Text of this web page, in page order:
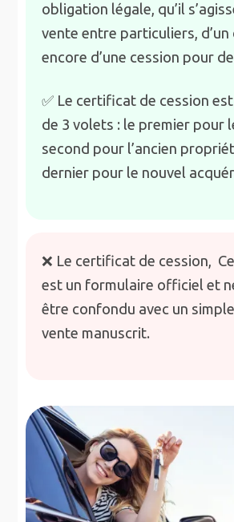
obligation légale, qu’il
vente entre particuliers, d’un
encore d’une cession pour
✅ Le certificat de cession
de 3 volets : le premier pour
second pour l’ancien
dernier pour le nouvel
❌ Le certificat de cession,
est un formulaire officiel et
être confondu avec un
vente manuscrit.